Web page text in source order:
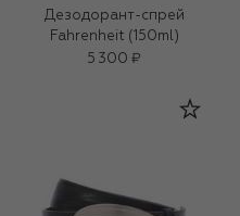
Дезодорант-спрей
Fahrenheit (150ml)
5 300 ₽